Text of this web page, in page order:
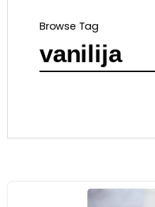
Browse Tag
vanilija